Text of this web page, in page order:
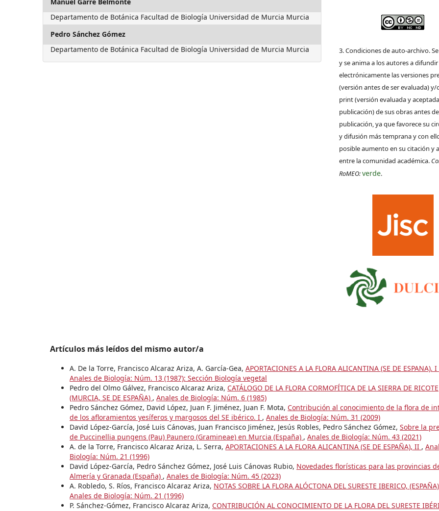
Departamento de Botánica Facultad de Biología Universidad de Murcia Murcia
Pedro Sánchez Gómez
Departamento de Botánica Facultad de Biología Universidad de Murcia Murcia
3. Condiciones de auto-archivo.
y se anima a los autores a difundir
electrónicamente las versiones
(versión antes de ser evaluada) y/
print (versión evaluada y
publicación) de sus obras antes
publicación, ya que favorece su
y difusión más temprana y con
posible aumento en su citación y
entre la comunidad académica.
RoMEO:verde.
Artículos más leídos del mismo autor/a
A. De la Torre, Francisco Alcaraz Ariza, A. García-Gea, APORTACIONES A LA FLORA ALICANTINA (SE DE ESPANA). I
Anales de Biología: Núm. 13 (1987): Sección Biología vegetal
Pedro del Olmo Gálvez, Francisco Alcaraz Ariza, CATÁLOGO DE LA FLORA CORMOFÍTICA DE LA SIERRA DE RICOTE
(MURCIA, SE DE ESPAÑA) , Anales de Biología: Núm. 6 (1985)
Pedro Sánchez Gómez, David López, Juan F. Jiménez, Juan F. Mota, Contribución al conocimiento de la flora de
de los afloramientos yesíferos y margosos del SE ibérico. I , Anales de Biología: Núm. 31 (2009)
David López-García, José Luis Cánovas, Juan Francisco Jiménez, Jesús Robles, Pedro Sánchez Gómez, Sobre la
de Puccinellia pungens (Pau) Paunero (Gramineae) en Murcia (España) , Anales de Biología: Núm. 43 (2021)
A. de la Torre, Francisco Alcaraz Ariza, L. Serra, APORTACIONES A LA FLORA ALICANTINA (SE DE ESPAÑA), II ,
Biología: Núm. 21 (1996)
David López-García, Pedro Sánchez Gómez, José Luis Cánovas Rubio, Novedades florísticas para las provincias
Almería y Granada (España) , Anales de Biología: Núm. 45 (2023)
A. Robledo, S. Ríos, Francisco Alcaraz Ariza, NOTAS SOBRE LA FLORA ALÓCTONA DEL SURESTE IBERICO,
Anales de Biología: Núm. 21 (1996)
P. Sánchez-Gómez, Francisco Alcaraz Ariza, CONTRIBUCIÓN AL CONOCIMIENTO DE LA FLORA DEL SURESTE